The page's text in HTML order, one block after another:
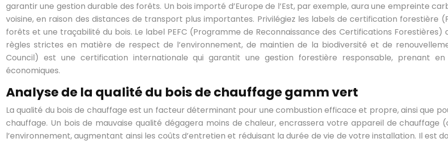
garantir une gestion durable des forêts. Un bois importé d’Europe de l’Est, par exemple, aura une empreinte
voisine, en raison des distances de transport plus importantes. Privilégiez les labels de certification forestière
forêts et une traçabilité du bois. Le label PEFC (Programme de Reconnaissance des Certifications
règles strictes en matière de respect de l’environnement, de maintien de la biodiversité et de
Council) est une certification internationale qui garantit une gestion forestière responsable, prenant
économiques.
Analyse de la qualité du bois de chauffage gamm vert
La qualité du bois de chauffage est un facteur déterminant pour une combustion efficace et propre, ainsi que
chauffage. Un bois de mauvaise qualité dégagera moins de chaleur, encrassera votre appareil de
l’environnement, augmentant ainsi les coûts d’entretien et réduisant la durée de vie de votre installation. Il est